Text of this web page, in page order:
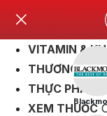
VITAMIN &
THƯƠNG HIỆU
THỰC PHẨM
XEM THUỐC